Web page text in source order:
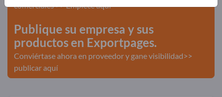
comerciales >> Empiece aquí
Publique su empresa y sus
productos en Exportpages.
Conviértase ahora en proveedor y gane visibilidad>>
publicar aquí